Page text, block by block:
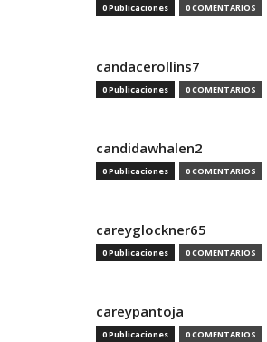
0 Publicaciones 0 COMENTARIOS
candacerollins7
0 Publicaciones 0 COMENTARIOS
candidawhalen2
0 Publicaciones 0 COMENTARIOS
careyglockner65
0 Publicaciones 0 COMENTARIOS
careypantoja
0 Publicaciones 0 COMENTARIOS